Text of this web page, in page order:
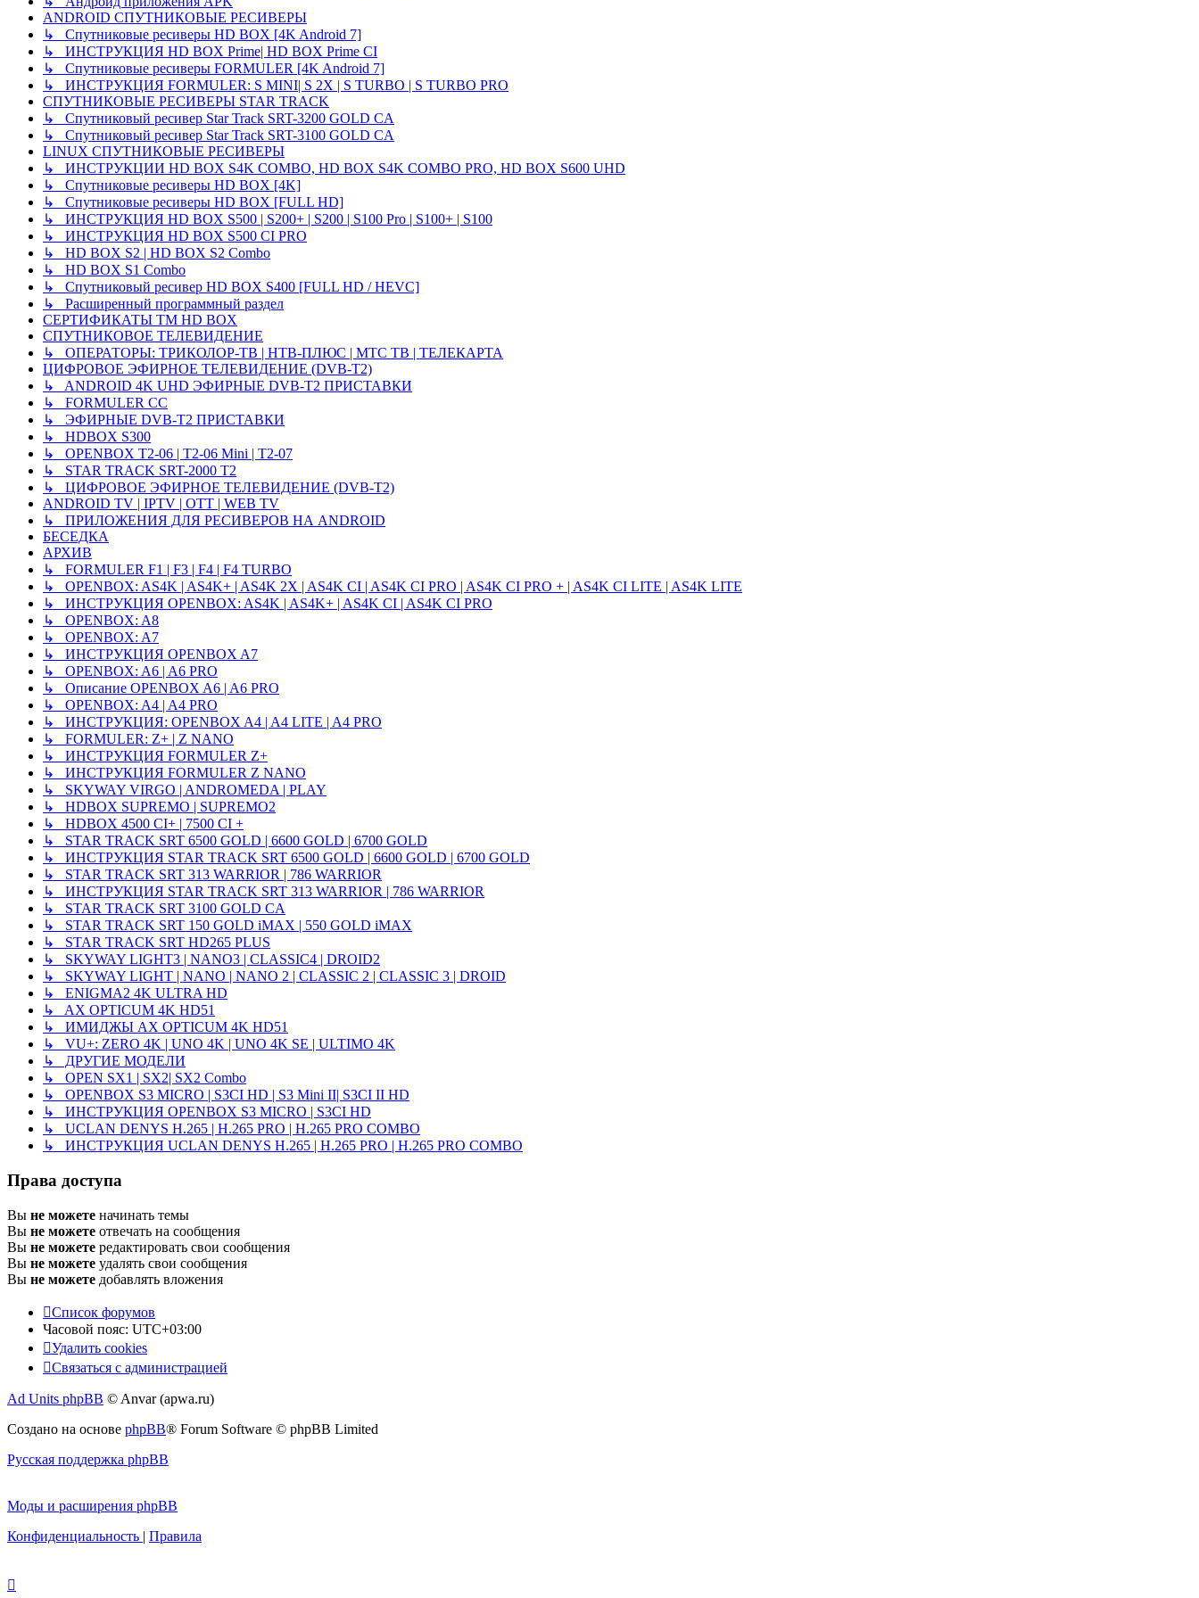
ANDROID СПУТНИКОВЫЕ РЕСИВЕРЫ
↳ Спутниковые ресиверы HD BOX [4K Android 7]
↳ ИНСТРУКЦИЯ HD BOX Prime| HD BOX Prime CI
↳ Спутниковые ресиверы FORMULER [4K Android 7]
↳ ИНСТРУКЦИЯ FORMULER: S MINI| S 2X | S TURBO | S TURBO PRO
СПУТНИКОВЫЕ РЕСИВЕРЫ STAR TRACK
↳ Спутниковый ресивер Star Track SRT-3200 GOLD CA
↳ Спутниковый ресивер Star Track SRT-3100 GOLD CA
LINUX СПУТНИКОВЫЕ РЕСИВЕРЫ
↳ ИНСТРУКЦИИ HD BOX S4K COMBO, HD BOX S4K COMBO PRO, HD BOX S600 UHD
↳ Спутниковые ресиверы HD BOX [4K]
↳ Спутниковые ресиверы HD BOX [FULL HD]
↳ ИНСТРУКЦИЯ HD BOX S500 | S200+ | S200 | S100 Pro | S100+ | S100
↳ ИНСТРУКЦИЯ HD BOX S500 CI PRO
↳ HD BOX S2 | HD BOX S2 Combo
↳ HD BOX S1 Combo
↳ Спутниковый ресивер HD BOX S400 [FULL HD / HEVC]
↳ Расширенный программный раздел
СЕРТИФИКАТЫ TM HD BOX
СПУТНИКОВОЕ ТЕЛЕВИДЕНИЕ
↳ ОПЕРАТОРЫ: ТРИКОЛОР-ТВ | НТВ-ПЛЮС | МТС ТВ | ТЕЛЕКАРТА
ЦИФРОВОЕ ЭФИРНОЕ ТЕЛЕВИДЕНИЕ (DVB-T2)
↳ ANDROID 4K UHD ЭФИРНЫЕ DVB-T2 ПРИСТАВКИ
↳ FORMULER CC
↳ ЭФИРНЫЕ DVB-T2 ПРИСТАВКИ
↳ HDBOX S300
↳ OPENBOX T2-06 | T2-06 Mini | T2-07
↳ STAR TRACK SRT-2000 T2
↳ ЦИФРОВОЕ ЭФИРНОЕ ТЕЛЕВИДЕНИЕ (DVB-T2)
ANDROID TV | IPTV | OTT | WEB TV
↳ ПРИЛОЖЕНИЯ ДЛЯ РЕСИВЕРОВ НА ANDROID
БЕСЕДКА
АРХИВ
↳ FORMULER F1 | F3 | F4 | F4 TURBO
↳ OPENBOX: AS4K | AS4K+ | AS4K 2X | AS4K CI | AS4K CI PRO | AS4K CI PRO + | AS4K CI LITE | AS4K LITE
↳ ИНСТРУКЦИЯ OPENBOX: AS4K | AS4K+ | AS4K CI | AS4K CI PRO
↳ OPENBOX: A8
↳ OPENBOX: A7
↳ ИНСТРУКЦИЯ OPENBOX A7
↳ OPENBOX: A6 | A6 PRO
↳ Описание OPENBOX A6 | A6 PRO
↳ OPENBOX: A4 | A4 PRO
↳ ИНСТРУКЦИЯ: OPENBOX A4 | A4 LITE | A4 PRO
↳ FORMULER: Z+ | Z NANO
↳ ИНСТРУКЦИЯ FORMULER Z+
↳ ИНСТРУКЦИЯ FORMULER Z NANO
↳ SKYWAY VIRGO | ANDROMEDA | PLAY
↳ HDBOX SUPREMO | SUPREMO2
↳ HDBOX 4500 CI+ | 7500 CI +
↳ STAR TRACK SRT 6500 GOLD | 6600 GOLD | 6700 GOLD
↳ ИНСТРУКЦИЯ STAR TRACK SRT 6500 GOLD | 6600 GOLD | 6700 GOLD
↳ STAR TRACK SRT 313 WARRIOR | 786 WARRIOR
↳ ИНСТРУКЦИЯ STAR TRACK SRT 313 WARRIOR | 786 WARRIOR
↳ STAR TRACK SRT 3100 GOLD CA
↳ STAR TRACK SRT 150 GOLD iMAX | 550 GOLD iMAX
↳ STAR TRACK SRT HD265 PLUS
↳ SKYWAY LIGHT3 | NANO3 | CLASSIC4 | DROID2
↳ SKYWAY LIGHT | NANO | NANO 2 | CLASSIC 2 | CLASSIC 3 | DROID
↳ ENIGMA2 4K ULTRA HD
↳ AX OPTICUM 4K HD51
↳ ИМИДЖЫ AX OPTICUM 4K HD51
↳ VU+: ZERO 4K | UNO 4K | UNO 4K SE | ULTIMO 4K
↳ ДРУГИЕ МОДЕЛИ
↳ OPEN SX1 | SX2| SX2 Combo
↳ OPENBOX S3 MICRO | S3CI HD | S3 Mini II| S3CI II HD
↳ ИНСТРУКЦИЯ OPENBOX S3 MICRO | S3CI HD
↳ UCLAN DENYS H.265 | H.265 PRO | H.265 PRO COMBO
↳ ИНСТРУКЦИЯ UCLAN DENYS H.265 | H.265 PRO | H.265 PRO COMBO
Права доступа
Вы не можете начинать темы
Вы не можете отвечать на сообщения
Вы не можете редактировать свои сообщения
Вы не можете удалять свои сообщения
Вы не можете добавлять вложения
Список форумов
Часовой пояс: UTC+03:00
Удалить cookies
Связаться с администрацией
Ad Units phpBB © Anvar (apwa.ru)
Создано на основе phpBB® Forum Software © phpBB Limited
Русская поддержка phpBB
Моды и расширения phpBB
Конфиденциальность | Правила